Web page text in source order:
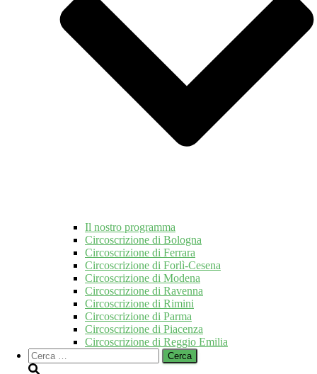
Il nostro programma
Circoscrizione di Bologna
Circoscrizione di Ferrara
Circoscrizione di Forlì-Cesena
Circoscrizione di Modena
Circoscrizione di Ravenna
Circoscrizione di Rimini
Circoscrizione di Parma
Circoscrizione di Piacenza
Circoscrizione di Reggio Emilia
Ricerca
per: